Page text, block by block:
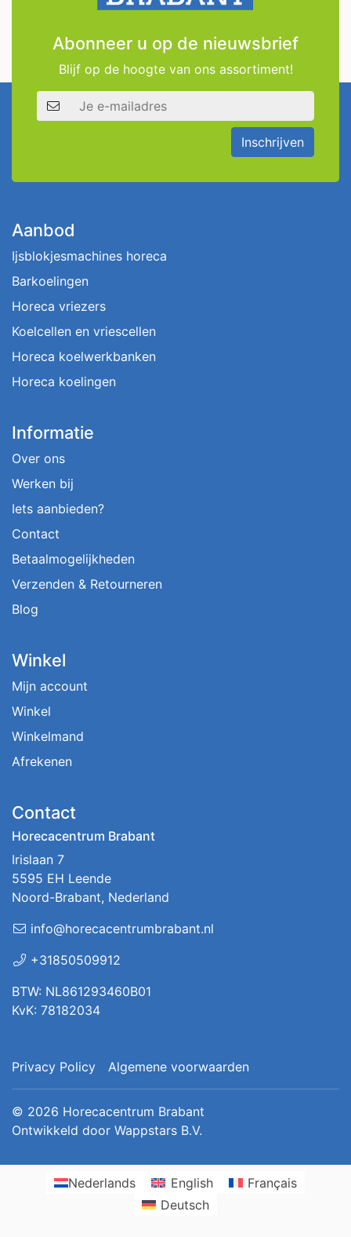
Abonneer u op de nieuwsbrief
Blijf op de hoogte van ons assortiment!
E-mailadres
Inschrijven
Aanbod
Ijsblokjesmachines horeca
Barkoelingen
Horeca vriezers
Koelcellen en vriescellen
Horeca koelwerkbanken
Horeca koelingen
Informatie
Over ons
Werken bij
Iets aanbieden?
Contact
Betaalmogelijkheden
Verzenden & Retourneren
Blog
Winkel
Mijn account
Winkel
Winkelmand
Afrekenen
Contact
Horecacentrum Brabant
Irislaan 7
5595 EH Leende
Noord-Brabant, Nederland
info@horecacentrumbrabant.nl
+31850509912
BTW: NL861293460B01
KvK: 78182034
Privacy Policy Algemene voorwaarden
© 2026 Horecacentrum Brabant
Ontwikkeld door Wappstars B.V.
Nederlands English
Français
Deutsch